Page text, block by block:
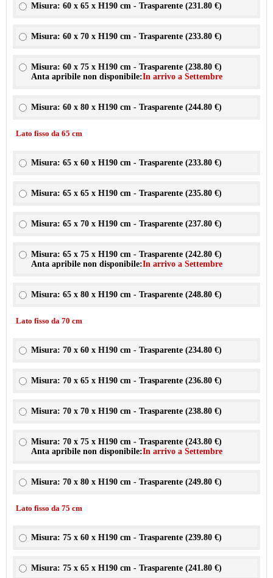
Misura: 60 x 65 x H190 cm - Trasparente (231.80 €)
Misura: 60 x 70 x H190 cm - Trasparente (233.80 €)
Misura: 60 x 75 x H190 cm - Trasparente (238.80 €)
Anta apribile non disponibile:In arrivo a Settembre
Misura: 60 x 80 x H190 cm - Trasparente (244.80 €)
Lato fisso da 65 cm
Misura: 65 x 60 x H190 cm - Trasparente (233.80 €)
Misura: 65 x 65 x H190 cm - Trasparente (235.80 €)
Misura: 65 x 70 x H190 cm - Trasparente (237.80 €)
Misura: 65 x 75 x H190 cm - Trasparente (242.80 €)
Anta apribile non disponibile:In arrivo a Settembre
Misura: 65 x 80 x H190 cm - Trasparente (248.80 €)
Lato fisso da 70 cm
Misura: 70 x 60 x H190 cm - Trasparente (234.80 €)
Misura: 70 x 65 x H190 cm - Trasparente (236.80 €)
Misura: 70 x 70 x H190 cm - Trasparente (238.80 €)
Misura: 70 x 75 x H190 cm - Trasparente (243.80 €)
Anta apribile non disponibile:In arrivo a Settembre
Misura: 70 x 80 x H190 cm - Trasparente (249.80 €)
Lato fisso da 75 cm
Misura: 75 x 60 x H190 cm - Trasparente (239.80 €)
Misura: 75 x 65 x H190 cm - Trasparente (241.80 €)